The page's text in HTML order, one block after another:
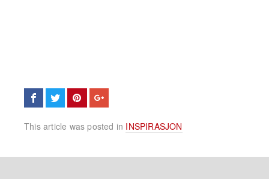
This article was posted in INSPIRASJON